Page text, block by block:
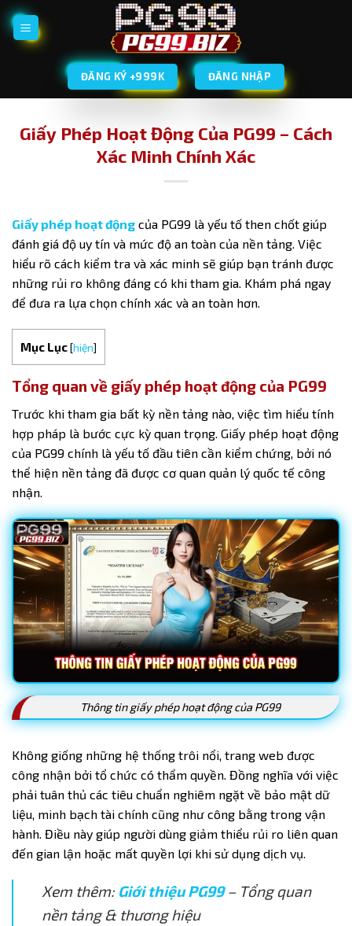
Bỏ
qua
ĐĂNG KÝ +999K ĐĂNG NHẬP
Giấy Phép Hoạt Động Của PG99 – Cách
Xác Minh Chính Xác
Giấy phép hoạt động của PG99 là yếu tố then chốt giúp
đánh giá độ uy tín và mức độ an toàn của nền tảng. Việc
hiểu rõ cách kiểm tra và xác minh sẽ giúp bạn tránh được
những rủi ro không đáng có khi tham gia. Khám phá ngay
để đưa ra lựa chọn chính xác và an toàn hơn.
Mục Lục[hiện]
Tổng quan về giấy phép hoạt động của PG99
Trước khi tham gia bất kỳ nền tảng nào, việc tìm hiểu tính
hợp pháp là bước cực kỳ quan trọng. Giấy phép hoạt động
của PG99 chính là yếu tố đầu tiên cần kiểm chứng, bởi nó
thể hiện nền tảng đã được cơ quan quản lý quốc tế công
nhận.
Thông tin giấy phép hoạt động của PG99
Không giống những hệ thống trôi nổi, trang web được
công nhận bởi tổ chức có thẩm quyền. Đồng nghĩa với việc
phải tuân thủ các tiêu chuẩn nghiêm ngặt về bảo mật dữ
liệu, minh bạch tài chính cũng như công bằng trong vận
hành. Điều này giúp người dùng giảm thiểu rủi ro liên quan
đến gian lận hoặc mất quyền lợi khi sử dụng dịch vụ.
Xem thêm: Giới thiệu PG99– Tổng quan
nền tảng & thương hiệu